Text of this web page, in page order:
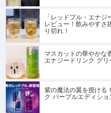
「レッドブル・エナジ
レビュー！飲みやすさ
り切れ！
マスカットの華やかな
エナジードリンク グ
紫の魔法の翼を授ける
ク パープルエディショ